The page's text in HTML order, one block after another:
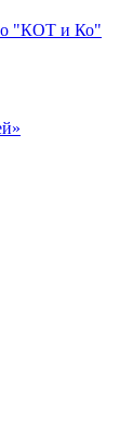
"КОТ и Ко"